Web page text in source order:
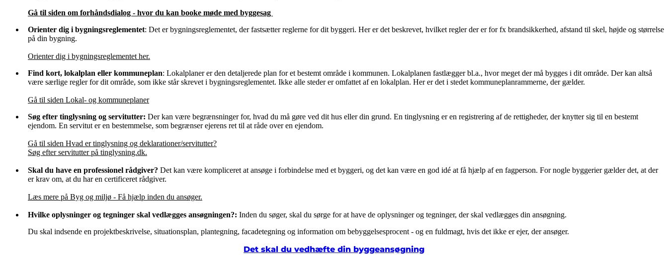
Gå til siden om forhåndsdialog - hvor du kan booke møde med byggesag
Orienter dig i bygningsreglementet: Det er bygningsreglementet, der fastsætter reglerne for dit byggeri. Her er det beskrevet, hvilket regler der er for fx brandsikkerhed, afstand til skel, højde og størrelse
på din bygning.
Orienter dig i bygningsreglementet her.
Find kort, lokalplan eller kommuneplan: Lokalplaner er den detaljerede plan for et bestemt område i kommunen. Lokalplanen fastlægger bl.a., hvor meget der må bygges i dit område. Der kan altså
være særlige regler for dit område, som ikke står skrevet i bygningsreglementet. Ikke alle steder er omfattet af en lokalplan. Her er det i stedet kommuneplanrammerne, der gælder.
Gå til siden Lokal- og kommuneplaner
Søg efter tinglysning og servitutter: Der kan være begrænsninger for, hvad du må gøre ved dit hus eller din grund. En tinglysning er en registrering af de rettigheder, der knytter sig til en bestemt
ejendom. En servitut er en bestemmelse, som begrænser ejerens ret til at råde over en ejendom.
Gå til siden Hvad er tinglysning og deklarationer/servitutter?
Søg efter servitutter på tinglysning.dk.
Skal du have en professionel rådgiver? Det kan være kompliceret at ansøge i forbindelse med et byggeri, og det kan være en god idé at få hjælp af en fagperson. For nogle byggerier gælder det, at der
er krav om, at du har en certificeret rådgiver.
Læs mere på Byg og miljø - Få hjælp inden du ansøger.
Hvilke oplysninger og tegninger skal vedlægges ansøgningen?: Inden du søger, skal du sørge for at have de oplysninger og tegninger, der skal vedlægges din ansøgning.
Du skal indsende en projektbeskrivelse, situationsplan, plantegning, facadetegning og information om bebyggelsesprocent - og en fuldmagt, hvis det ikke er ejer, der ansøger.
Det skal du vedhæfte din byggeansøgning